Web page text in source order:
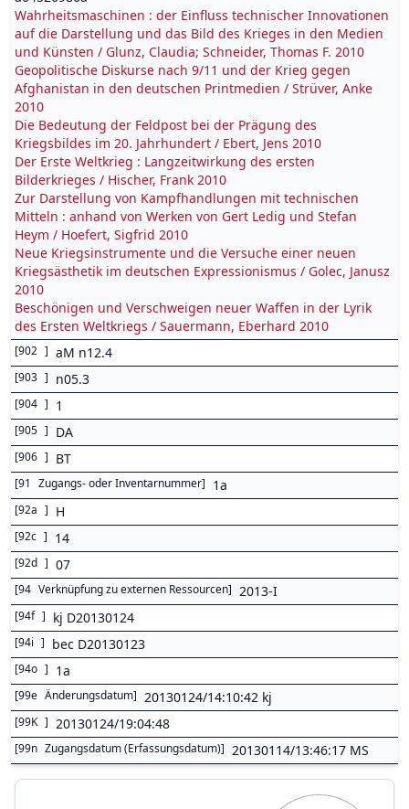
Wahrheitsmaschinen : der Einfluss technischer Innovationen
auf die Darstellung und das Bild des Krieges in den Medien
und Künsten / Glunz, Claudia; Schneider, Thomas F. 2010
Geopolitische Diskurse nach 9/11 und der Krieg gegen
Afghanistan in den deutschen Printmedien / Strüver, Anke
2010
Die Bedeutung der Feldpost bei der Prägung des
Kriegsbildes im 20. Jahrhundert / Ebert, Jens 2010
Der Erste Weltkrieg : Langzeitwirkung des ersten
Bilderkrieges / Hischer, Frank 2010
Zur Darstellung von Kampfhandlungen mit technischen
Mitteln : anhand von Werken von Gert Ledig und Stefan
Heym / Hoefert, Sigfrid 2010
Neue Kriegsinstrumente und die Versuche einer neuen
Kriegsästhetik im deutschen Expressionismus / Golec, Janusz
2010
Beschönigen und Verschweigen neuer Waffen in der Lyrik
des Ersten Weltkriegs / Sauermann, Eberhard 2010
[902 ] aM n12.4
[903 ] n05.3
[904 ] 1
[905 ] DA
[906 ] BT
[91 Zugangs- oder Inventarnummer] 1a
[92a ] H
[92c ] 14
[92d ] 07
[94 Verknüpfung zu externen Ressourcen] 2013-I
[94f ] kj D20130124
[94i ] bec D20130123
[94o ] 1a
[99e Änderungsdatum] 20130124/14:10:42 kj
[99K ] 20130124/19:04:48
[99n Zugangsdatum (Erfassungsdatum)] 20130114/13:46:17 MS